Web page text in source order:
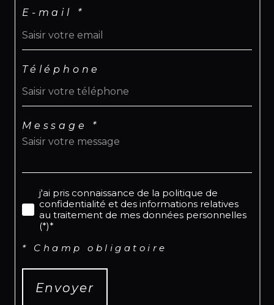
E-mail *
Téléphone
Message *
j'ai pris connaissance de la politique de
confidentialité et des informations relatives
au traitement de mes données personnelles
(*)*
* Champ obligatoire
Envoyer